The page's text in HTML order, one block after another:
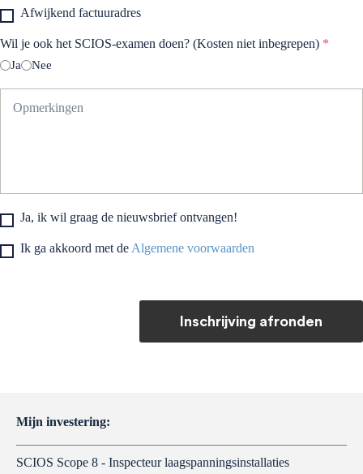
Afwijkend factuuradres
Wil je ook het SCIOS-examen doen? (Kosten niet inbegrepen) *
Ja Nee
Ja, ik wil graag de nieuwsbrief ontvangen!
Ik ga akkoord met de Algemene voorwaarden
Inschrijving afronden
Mijn investering:
SCIOS Scope 8 - Inspecteur laagspanningsinstallaties